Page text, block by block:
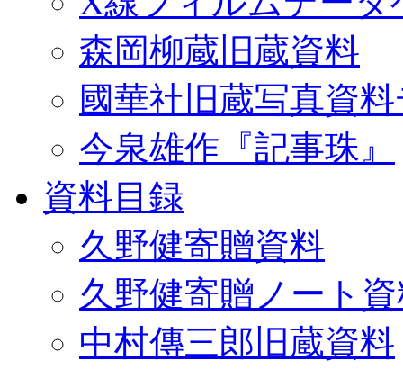
森岡柳蔵旧蔵資料
國華社旧蔵写真資
今泉雄作『記事珠』
資料目録
久野健寄贈資料
久野健寄贈ノート
中村傳三郎旧蔵資料